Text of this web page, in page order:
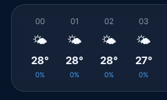
00
🌤️
28°
0%
01
🌤️
28°
0%
02
🌤️
28°
0%
03
🌤️
27°
0%